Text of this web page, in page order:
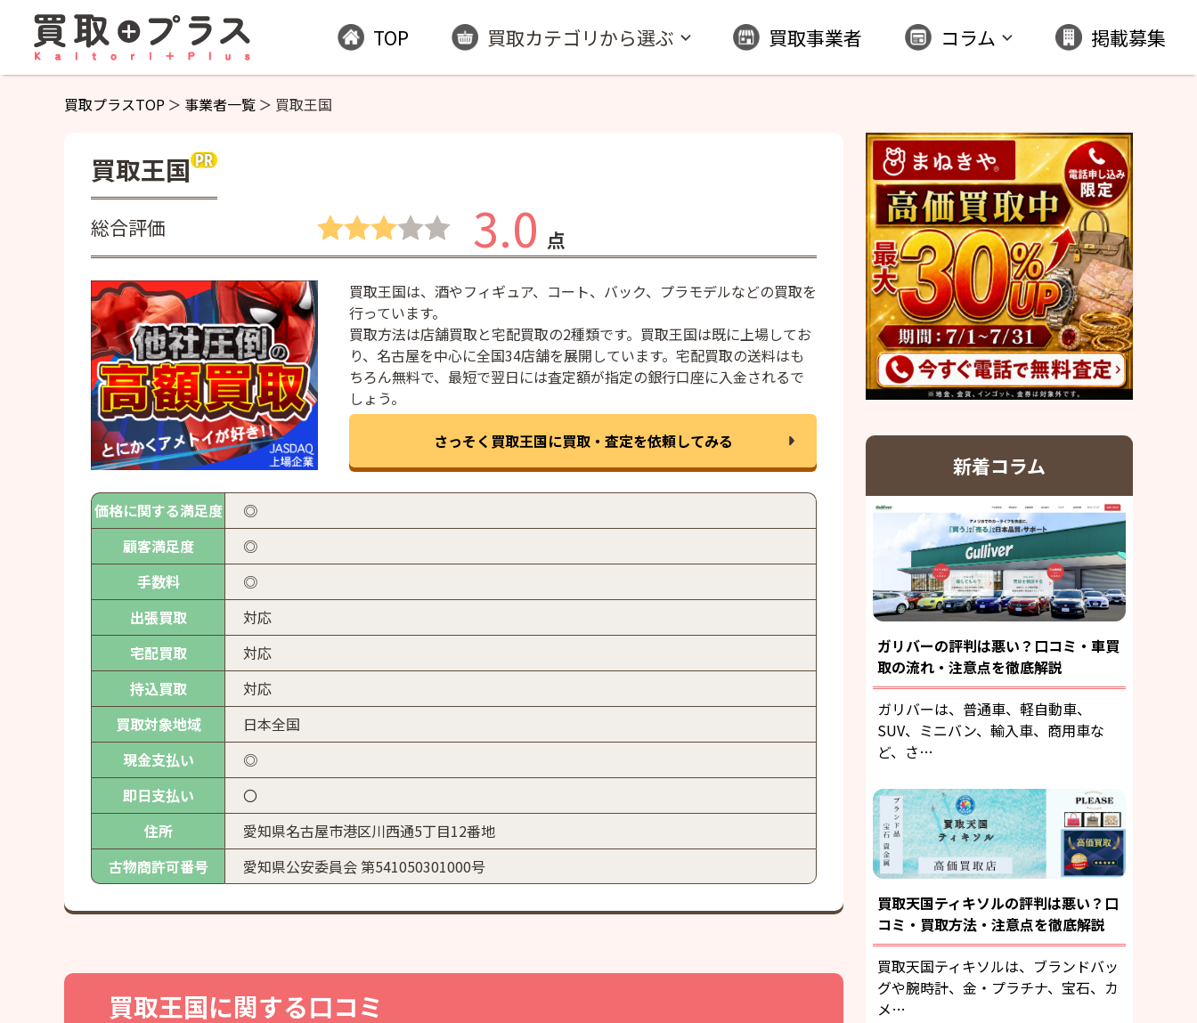
TOP 買取カテゴリから選ぶ 買取事業者 コラム 掲載募集
買取プラスTOP 事業者一覧 買取王国
買取王国
総合評価 3.0 点
買取王国は、酒やフィギュア、コート、バック、プラモデルなどの買取を
行っています。
買取方法は店舗買取と宅配買取の2種類です。買取王国は既に上場してお
り、名古屋を中心に全国34店舗を展開しています。宅配買取の送料はも
ちろん無料で、最短で翌日には査定額が指定の銀行口座に入金されるで
しょう。
さっそく買取王国に買取・査定を依頼してみる
価格に関する満足度
◎
顧客満足度
◎
手数料
◎
出張買取
対応
宅配買取
対応
持込買取
対応
買取対象地域
日本全国
現金支払い
◎
即日支払い
〇
住所
愛知県名古屋市港区川西通5丁目12番地
古物商許可番号 愛知県公安委員会 第541050301000号
買取王国に関する口コミ
新着コラム
ガリバーの評判は悪い？口コミ・車買
取の流れ・注意点を徹底解説
ガリバーは、普通車、軽自動車、
SUV、ミニバン、輸入車、商用車な
ど、さ…
買取天国ティキソルの評判は悪い？口
コミ・買取方法・注意点を徹底解説
買取天国ティキソルは、ブランドバッ
グや腕時計、金・プラチナ、宝石、カ
メ…